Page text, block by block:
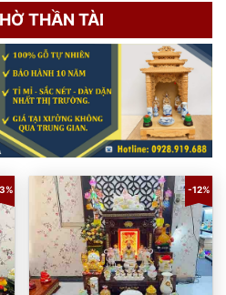
THẦN TÀI
-12%